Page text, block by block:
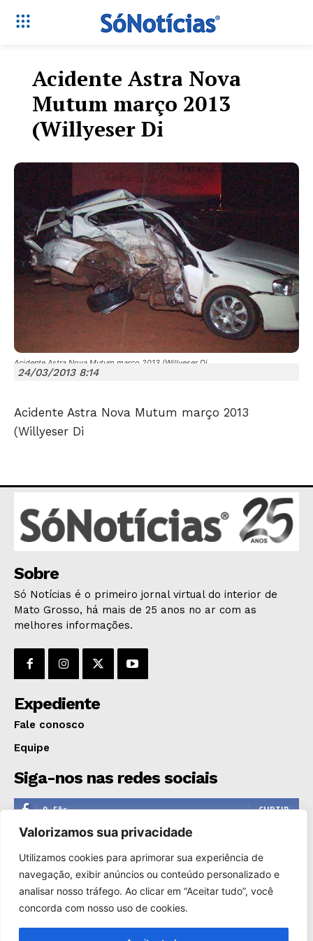
Só Notícias
HOME
POLÍTICA
POLÍCIA
ECONOMIA
OPINIÃO
GERAL
EDUCAÇÃO
AGRONOTÍCIAS
Valorizamos sua privacidade
Utilizamos cookies para aprimorar sua experiência de
navegação, exibir anúncios ou conteúdo personalizado e
analisar nosso tráfego. Ao clicar em “Aceitar tudo”, você
concorda com nosso uso de cookies.
Acidente Astra Nova
Mutum março 2013
(Willyeser Di
Acidente Astra Nova Mutum março 2013 (Willyeser Di
24/03/2013 8:14
Acidente Astra Nova Mutum março 2013
(Willyeser Di
Sobre
Só Notícias é o primeiro jornal virtual do interior de
Mato Grosso, há mais de 25 anos no ar com as
melhores informações.
Expediente
Fale conosco
Equipe
Siga-nos nas redes sociais
0 Fãs CURTIR
0 Seguidores
0 Inscritos INSCREVER